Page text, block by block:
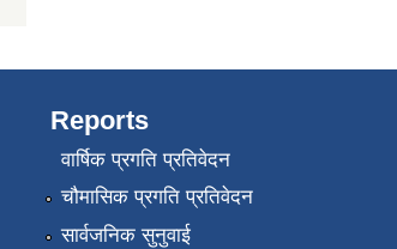
Reports
वार्षिक प्रगति प्रतिवेदन
चौमासिक प्रगति प्रतिवेदन
सार्वजनिक सुनुवाई